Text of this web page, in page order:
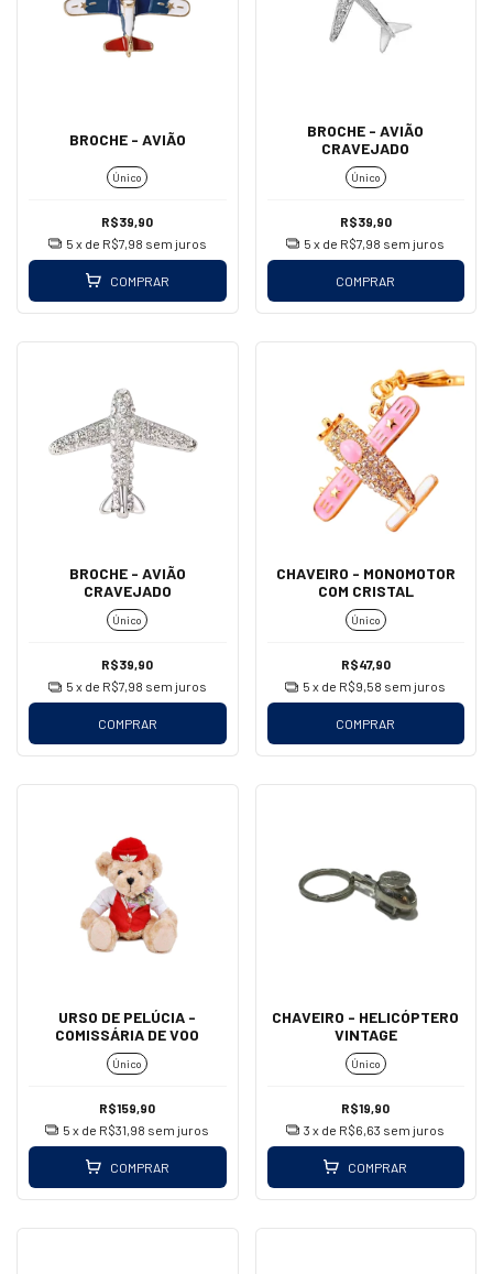
BROCHE - AVIÃO
Único
R$39,90
5 x de R$7,98 sem juros
COMPRAR
BROCHE - AVIÃO
CRAVEJADO
Único
R$39,90
5 x de R$7,98 sem juros
COMPRAR
BROCHE - AVIÃO
CRAVEJADO
Único
R$39,90
5 x de R$7,98 sem juros
COMPRAR
CHAVEIRO - MONOMOTOR
COM CRISTAL
Único
R$47,90
5 x de R$9,58 sem juros
COMPRAR
URSO DE PELÚCIA -
COMISSÁRIA DE VOO
Único
R$159,90
5 x de R$31,98 sem juros
COMPRAR
CHAVEIRO - HELICÓPTERO
VINTAGE
Único
R$19,90
3 x de R$6,63 sem juros
COMPRAR